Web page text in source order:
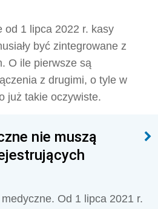
od 1 lipca 2022 r. kasy
być zintegrowane z
O ile pierwsze są
z drugimi, o tyle w
już takie oczywiste.
nie muszą
Od 1 lipca 2021 r.